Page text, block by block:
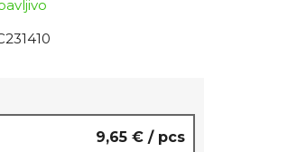
9,65 € / pcs